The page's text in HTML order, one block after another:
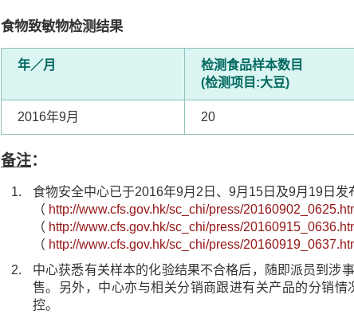
食物致敏物检测结果
年／月
检测食品样本数目
(检测项目:大豆)
2016年9月 20
备注：
食物安全中心已于2016年9月2日、9月15日及9月19日发
（ http://www.cfs.gov.hk/sc_chi/press/
（ http://www.cfs.gov.hk/sc_chi/press/
（ http://www.cfs.gov.hk/sc_chi/press/
中心获悉有关样本的化验结果不合格后，随即派员到涉
售。另外，中心亦与相关分销商跟进有关产品的分销
控。